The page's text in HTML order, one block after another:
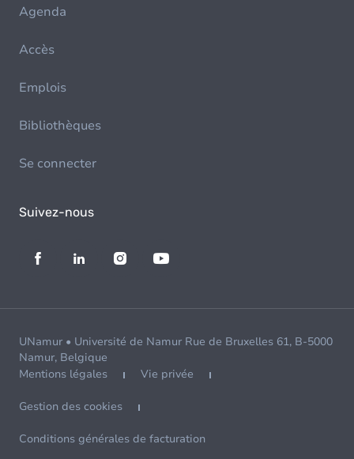
Agenda
Accès
Emplois
Bibliothèques
Se connecter
Suivez-nous
UNamur • Université de Namur Rue de Bruxelles 61, B-5000
Namur, Belgique
Mentions légales
Vie privée
Gestion des cookies
Conditions générales de facturation